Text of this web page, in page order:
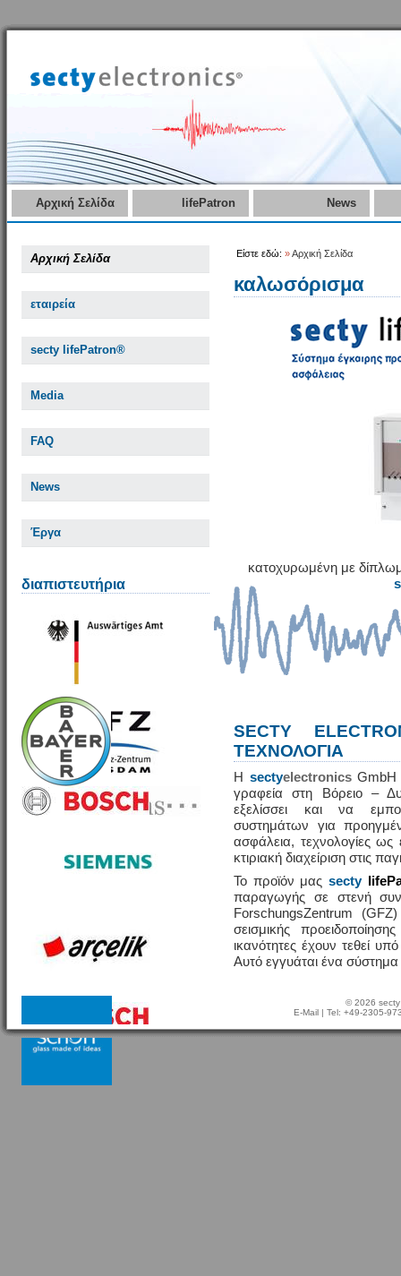
Αρχική Σελίδα lifePatron News
Αρχική Σελίδα
εταιρεία
secty lifePatron®
Media
FAQ
News
Έργα
διαπιστευτήρια
Είστε εδώ: »Αρχική Σελίδα
καλωσόρισμα
κατοχυρωμένη με
SECTY
ΤΕΧΝΟΛΟΓΙΑ
Η sectyelectronicsGmbH
γραφεία στη Βόρειο –
εξελίσσει και να
συστημάτων για
ασφάλεια, τεχνολογίες
κτιριακή διαχείριση στις
Το προϊόν μας secty
παραγωγής σε στενή
ForschungsZentrum
σεισμικής
ικανότητες έχουν τεθεί
Αυτό εγγυάται ένα
© 2026
E-Mail | Tel: +49-2305-